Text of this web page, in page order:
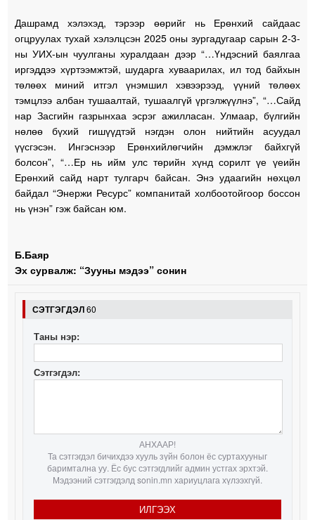
Дашрамд хэлэхэд, тэрээр өөрийг нь Ерөнхий сайдаас
огцруулах тухай хэлэлцсэн 2025 оны зургадугаар сарын 2-3-
ны УИХ-ын чуулганы хуралдаан дээр “…Үндэсний баялгаа
иргэддээ хүртээмжтэй, шударга хуваарилах, ил тод байхын
төлөөх миний итгэл үнэмшил хэвээрээд, үүний төлөөх
тэмцлээ албан тушаалтай, тушаалгүй үргэлжүүлнэ”, “…Сайд
нар Засгийн газрынхаа эсрэг ажилласан. Улмаар, бүлгийн
нөлөө бүхий гишүүдтэй нэгдэн олон нийтийн асуудал
үүсгэсэн. Ингэснээр Ерөнхийлөгчийн дэмжлэг байхгүй
болсон”, “…Ер нь ийм улс төрийн хүнд сорилт үе үеийн
Ерөнхий сайд нарт тулгарч байсан. Энэ удаагийн нөхцөл
байдал “Энержи Ресурс” компанитай холбоотойгоор боссон
нь үнэн” гэж байсан юм.
Б.Баяр
Эх сурвалж: “Зууны мэдээ” сонин
СЭТГЭГДЭЛ60
Таны нэр:
Сэтгэгдэл:
АНХААР!
Та сэтгэгдэл бичихдээ хууль зүйн болон ёс суртахууныг
баримтална уу. Ёс бус сэтгэгдлийг админ устгах эрхтэй.
Мэдээний сэтгэгдэлд sonin.mn хариуцлага хүлээхгүй.
ИЛГЭЭХ